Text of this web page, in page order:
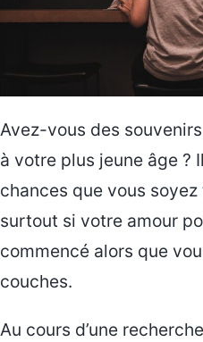
Avez-vous des
à votre plus jeune âge ?
chances que vous
surtout si votre amour
commencé alors que
couches.
Au cours d’une